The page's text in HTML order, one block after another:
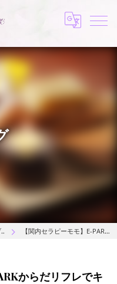
【関内セラピーモモ】E-PARKからだリフレでキャンペーン中♪
からだリフレでキ